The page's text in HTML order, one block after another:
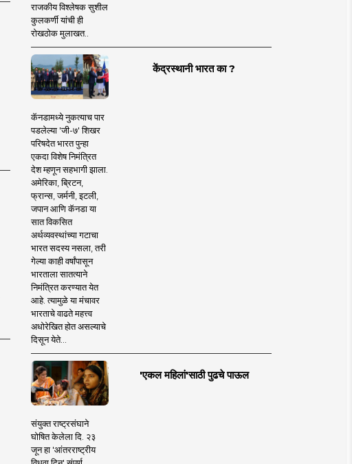
राजकीय विश्लेषक सुशील
कुलकर्णी यांची ही
रोखठोक मुलाखत..
केंद्रस्थानी भारत का ?
कॅनडामध्ये नुकत्याच पार
पडलेल्या 'जी-७' शिखर
परिषदेत भारत पुन्हा
एकदा विशेष निमंत्रित
देश म्हणून सहभागी झाला.
अमेरिका, ब्रिटन,
फ्रान्स, जर्मनी, इटली,
जपान आणि कॅनडा या
सात विकसित
अर्थव्यवस्थांच्या गटाचा
भारत सदस्य नसला, तरी
गेल्या काही वर्षांपासून
भारताला सातत्याने
निमंत्रित करण्यात येत
आहे. त्यामुळे या मंचावर
भारताचे वाढते महत्त्व
अधोरेखित होत असल्याचे
दिसून येते...
'एकल महिलां'साठी पुढचे पाऊल
संयुक्त राष्ट्रसंघाने
घोषित केलेला दि. २३
जून हा 'आंतरराष्ट्रीय